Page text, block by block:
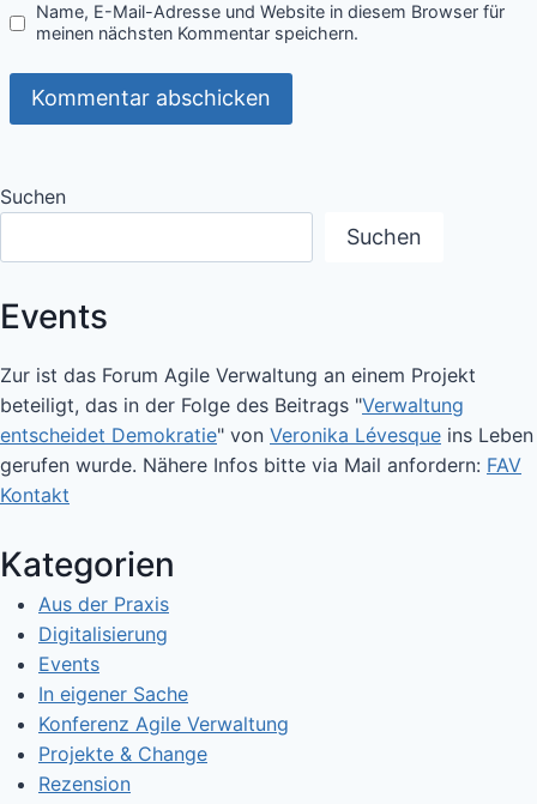
Name, E-Mail-Adresse und Website in diesem Browser für
meinen nächsten Kommentar speichern.
Suchen
Suchen
Events
Zur ist das Forum Agile Verwaltung an einem Projekt
beteiligt, das in der Folge des Beitrags "Verwaltung
entscheidet Demokratie" von Veronika Lévesque ins Leben
gerufen wurde. Nähere Infos bitte via Mail anfordern: FAV
Kontakt
Kategorien
Aus der Praxis
Digitalisierung
Events
In eigener Sache
Konferenz Agile Verwaltung
Projekte & Change
Rezension